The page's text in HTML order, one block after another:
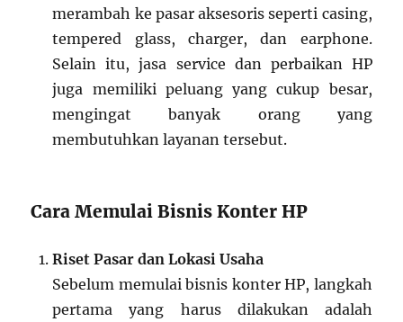
merambah ke pasar aksesoris seperti casing,
tempered glass, charger, dan earphone.
Selain itu, jasa service dan perbaikan HP
juga memiliki peluang yang cukup besar,
mengingat banyak orang yang
membutuhkan layanan tersebut.
Cara Memulai Bisnis Konter HP
Riset Pasar dan Lokasi Usaha
Sebelum memulai bisnis konter HP, langkah
pertama yang harus dilakukan adalah